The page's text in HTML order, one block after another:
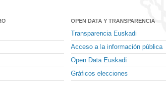
OPEN DATA Y TRANSPARENCIA
Transparencia Euskadi
Acceso a la información pública
Open Data Euskadi
Gráficos elecciones